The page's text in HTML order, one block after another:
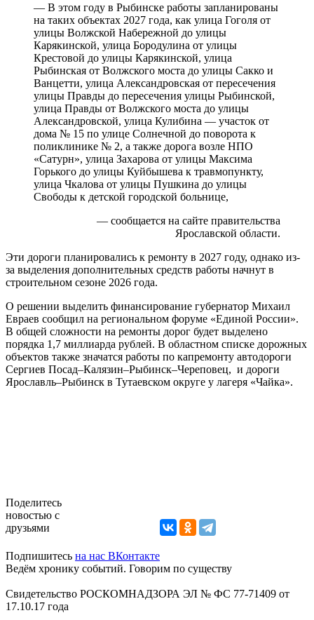
— В этом году в Рыбинске работы запланированы
на таких объектах 2027 года, как улица Гоголя от
улицы Волжской Набережной до улицы
Карякинской, улица Бородулина от улицы
Крестовой до улицы Карякинской, улица
Рыбинская от Волжского моста до улицы Сакко и
Ванцетти, улица Александровская от пересечения
улицы Правды до пересечения улицы Рыбинской,
улица Правды от Волжского моста до улицы
Александровской, улица Кулибина — участок от
дома № 15 по улице Солнечной до поворота к
поликлинике № 2, а также дорога возле НПО
«Сатурн», улица Захарова от улицы Максима
Горького до улицы Куйбышева к травмопункту,
улица Чкалова от улицы Пушкина до улицы
Свободы к детской городской больнице,
— сообщается на сайте правительства
Ярославской области.
Эти дороги планировались к ремонту в 2027 году, однако из-
за выделения дополнительных средств работы начнут в
строительном сезоне 2026 года.
О решении выделить финансирование губернатор Михаил
Евраев сообщил на региональном форуме «Единой России».
В общей сложности на ремонты дорог будет выделено
порядка 1,7 миллиарда рублей. В областном списке дорожных
объектов также значатся работы по капремонту автодороги
Сергиев Посад–Калязин–Рыбинск–Череповец, и дороги
Ярославль–Рыбинск в Тутаевском округе у лагеря «Чайка».
Поделитесь
новостью с
друзьями
Подпишитесь на нас ВКонтакте
Ведём хронику событий. Говорим по существу
Свидетельство РОСКОМНАДЗОРА ЭЛ № ФС 77-71409 от
17.10.17 года